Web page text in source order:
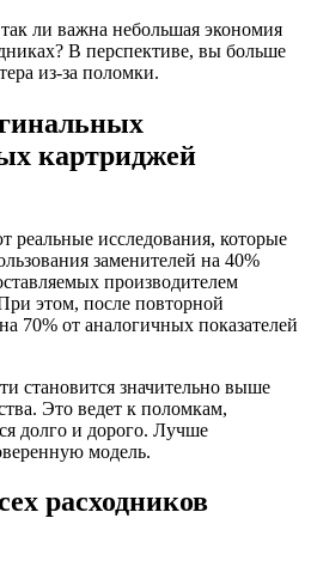
ли важна небольшая экономия
В перспективе, вы больше
из-за поломки.
картриджей
реальные исследования, которые
заменителей на 40%
производителем
этом, после повторной
70% от аналогичных показателей
становится значительно выше
Это ведет к поломкам,
долго и дорого. Лучше
модель.
расходников